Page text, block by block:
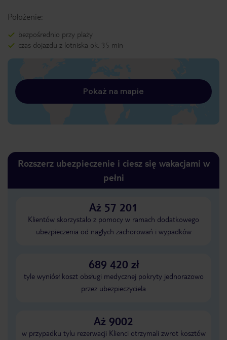
Położenie:
bezpośrednio przy plaży
czas dojazdu z lotniska ok. 35 min
Pokaż na mapie
Rozszerz ubezpieczenie i ciesz się wakacjami w
pełni
Aż 57 201
Klientów skorzystało z pomocy w ramach dodatkowego
ubezpieczenia od nagłych zachorowań i wypadków
689 420 zł
tyle wyniósł koszt obsługi medycznej pokryty jednorazowo
przez ubezpieczyciela
Aż 9002
w przypadku tylu rezerwacji Klienci otrzymali zwrot kosztów